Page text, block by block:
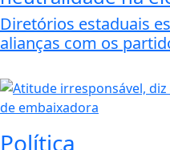
Diretórios estaduais
alianças com os
Política